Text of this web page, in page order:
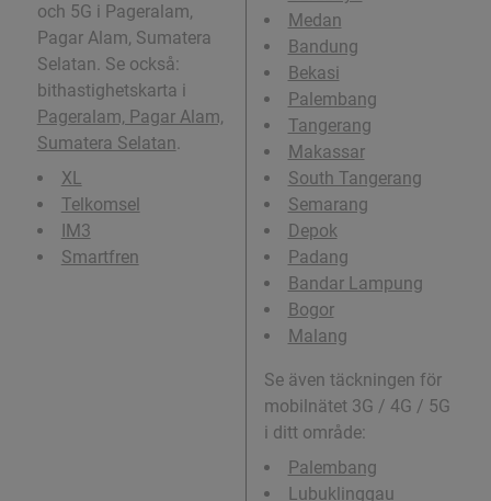
och 5G i Pageralam,
Pagar Alam, Sumatera
Selatan. Se också:
bithastighetskarta i
Pageralam, Pagar Alam,
Sumatera Selatan.
XL
Telkomsel
IM3
Smartfren
Medan
Bandung
Bekasi
Palembang
Tangerang
Makassar
South Tangerang
Semarang
Depok
Padang
Bandar Lampung
Bogor
Malang
Se även täckningen för
mobilnätet 3G / 4G / 5G
i ditt område:
Palembang
Lubuklinggau